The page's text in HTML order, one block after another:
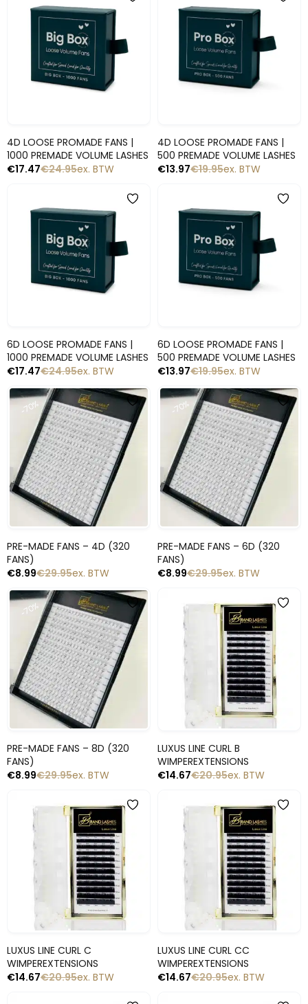
-30%
4D LOOSE PROMADE FANS |
1000 PREMADE VOLUME LASHES
€24.95
€17.47 ex. BTW
-30%
4D LOOSE PROMADE FANS |
500 PREMADE VOLUME LASHES
€19.95
€13.97 ex. BTW
-30%
6D LOOSE PROMADE FANS |
1000 PREMADE VOLUME LASHES
€24.95
€17.47 ex. BTW
-30%
6D LOOSE PROMADE FANS |
500 PREMADE VOLUME LASHES
€19.95
€13.97 ex. BTW
-70%
PRE-MADE FANS – 4D (320
FANS)
€29.95
€8.99 ex. BTW
-70%
Snelle blik
PRE-MADE FANS – 6D (320
FANS)
€29.95
€8.99 ex. BTW
-70%
Snelle blik
PRE-MADE FANS – 8D (320
FANS)
€29.95
€8.99 ex. BTW
-30%
LUXUS LINE CURL B
WIMPEREXTENSIONS
€20.95
€14.67 ex. BTW
-30%
LUXUS LINE CURL C
WIMPEREXTENSIONS
€20.95
€14.67 ex. BTW
-30%
LUXUS LINE CURL CC
WIMPEREXTENSIONS
€20.95
€14.67 ex. BTW